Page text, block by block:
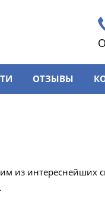
ОТЗЫВЫ
из интереснейших